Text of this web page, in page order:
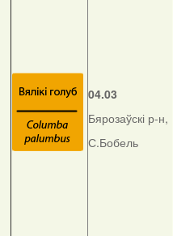
04.03
Бярозаўскі р-н,
С.Бобель